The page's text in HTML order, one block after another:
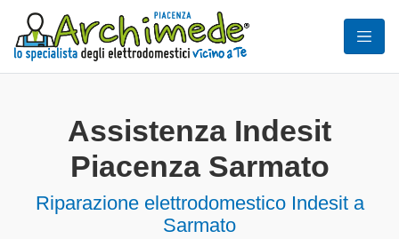
Assistenza Indesit
Piacenza Sarmato
Riparazione elettrodomestico Indesit a
Sarmato